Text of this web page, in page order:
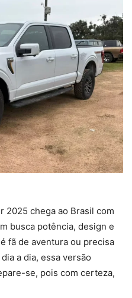
2025 chega ao Brasil com
busca potência, design e
fã de aventura ou precisa
a dia, essa versão
se, pois com certeza,